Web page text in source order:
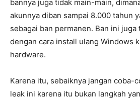
bannya juga tidak main-main,
akunnya diban sampai 8.000 tahun
sebagai ban permanen. Ban ini
dengan cara install ulang Windows
hardware.
Karena itu, sebaiknya jangan coba-
leak ini karena itu bukan langkah